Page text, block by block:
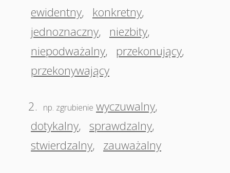
ewidentny, konkretny,
jednoznaczny, niezbity,
niepodważalny, przekonujący,
przekonywający
2. np. zgrubienie wyczuwalny,
dotykalny, sprawdzalny,
stwierdzalny, zauważalny